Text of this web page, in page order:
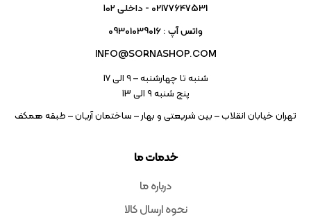
خدمات ما
درباره ما
نحوه ارسال کالا
02177647531 - داخلی ۱۰۲
واتس آپ : 09301039016
INFO@SORNASHOP.COM
شنبه تا چهارشنبه – ۹ الی 17
پنج شنبه ۹ الی 13
تهران خیابان انقلاب – بین شریعتی و بهار – ساختمان آریان – طبقه همکف